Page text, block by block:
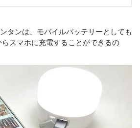
タンは、モバイルバッテリーとしても
スマホに充電することができるの